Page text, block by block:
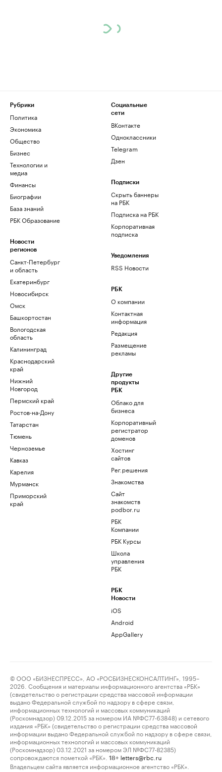
Рубрики
Политика
Экономика
Общество
Бизнес
Технологии и
медиа
Финансы
Биографии
База знаний
РБК Образование
Новости
регионов
Санкт-Петербург
и область
Екатеринбург
Новосибирск
Омск
Башкортостан
Вологодская
область
Калининград
Краснодарский
край
Нижний
Новгород
Пермский край
Ростов-на-Дону
Татарстан
Тюмень
Черноземье
Кавказ
Карелия
Мурманск
Приморский
край
Социальные
сети
ВКонтакте
Одноклассники
Telegram
Дзен
Подписки
Скрыть баннеры
на РБК
Подписка на РБК
Корпоративная
подписка
Уведомления
RSS Новости
РБК
О компании
Контактная
информация
Редакция
Размещение
рекламы
Другие
продукты
РБК
Облако для
бизнеса
Корпоративный
регистратор
доменов
Хостинг
сайтов
Рег.решения
Знакомства
Сайт
знакомств
podbor.ru
РБК
Компании
РБК Курсы
Школа
управления
РБК
РБК
Новости
iOS
Android
AppGallery
© ООО «БИЗНЕСПРЕСС», АО «РОСБИЗНЕСКОНСАЛТИНГ», 1995–
2026. Сообщения и материалы информационного агентства «РБК»
(свидетельство о регистрации средства массовой информации
выдано Федеральной службой по надзору в сфере связи,
информационных технологий и массовых коммуникаций
(Роскомнадзор) 09.12.2015 за номером ИА №ФС77-63848) и сетевого
издания «РБК» (свидетельство о регистрации средства массовой
информации выдано Федеральной службой по надзору в сфере связи,
информационных технологий и массовых коммуникаций
(Роскомнадзор) 03.12.2021 за номером ЭЛ №ФС77-82385)
сопровождаются пометкой «РБК».
18+ letters@rbc.ru
Владельцем сайта является информационное агентство «РБК».